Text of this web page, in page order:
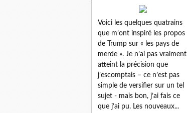
Voici les quelques quatrains
que m’ont inspiré les propos
de Trump sur « les pays de
merde ». Je n’ai pas vraiment
atteint la précision que
j’escomptais – ce n’est pas
simple de versifier sur un tel
sujet - mais bon, j’ai fais ce
que j’ai pu. Les nouveaux...